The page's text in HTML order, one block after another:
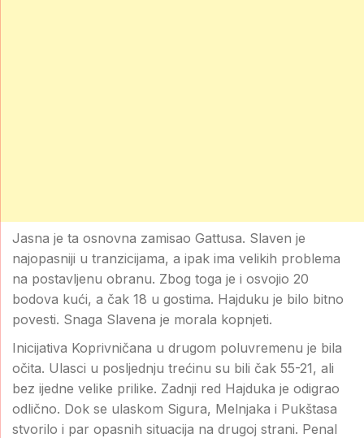
Jasna je ta osnovna zamisao Gattusa. Slaven je
najopasniji u tranzicijama, a ipak ima velikih problema
na postavljenu obranu. Zbog toga je i osvojio 20
bodova kući, a čak 18 u gostima. Hajduku je bilo bitno
povesti. Snaga Slavena je morala kopnjeti.
Inicijativa Koprivničana u drugom poluvremenu je bila
očita. Ulasci u posljednju trećinu su bili čak 55-21, ali
bez ijedne velike prilike. Zadnji red Hajduka je odigrao
odlično. Dok se ulaskom Sigura, Melnjaka i Pukštasa
stvorilo i par opasnih situacija na drugoj strani. Penal